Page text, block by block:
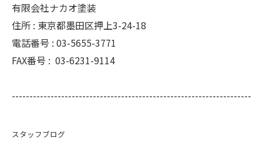
有限会社ナカオ塗装
住所 : 東京都墨田区押上3-24-18
電話番号 : 03-5655-3771
FAX番号 : 03-6231-9114
--------------------------------------------------------------------
スタッフブログ